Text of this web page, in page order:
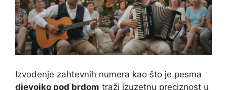
Izvođenje zahtevnih numera kao što je pesma
djevojko pod brdom traži izuzetnu preciznost u